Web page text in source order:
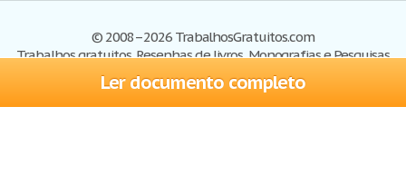
Ler documento completo
© 2008–2026 TrabalhosGratuitos.com
Trabalhos gratuitos, Resenhas de livros, Monografias e Pesquisas